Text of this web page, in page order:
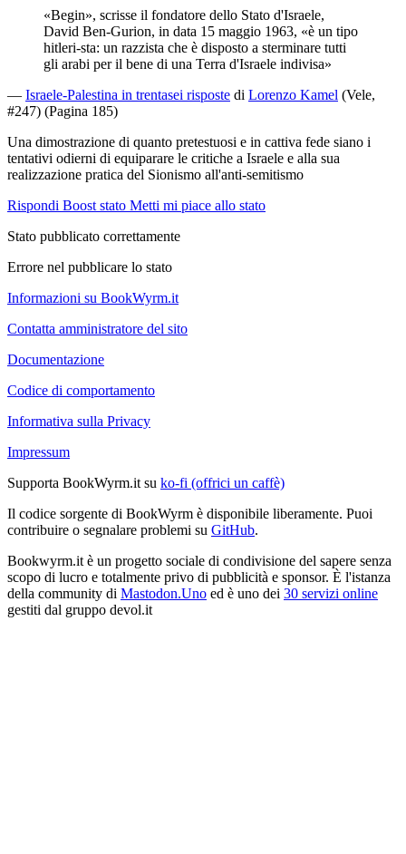
«Begin», scrisse il fondatore dello Stato d'Israele,
David Ben-Gurion, in data 15 maggio 1963, «è un tipo
hitleri-sta: un razzista che è disposto a sterminare tutti
gli arabi per il bene di una Terra d'Israele indivisa»
— Israele-Palestina in trentasei risposte di Lorenzo Kamel (Vele,
#247) (Pagina 185)
Una dimostrazione di quanto pretestuosi e in cattiva fede siano i
tentativi odierni di equiparare le critiche a Israele e alla sua
realizzazione pratica del Sionismo all'anti-semitismo
Rispondi Boost stato Metti mi piace allo stato
Stato pubblicato correttamente
Errore nel pubblicare lo stato
Informazioni su BookWyrm.it
Contatta amministratore del sito
Documentazione
Codice di comportamento
Informativa sulla Privacy
Impressum
Supporta BookWyrm.it su ko-fi (offrici un caffè)
Il codice sorgente di BookWyrm è disponibile liberamente. Puoi
contribuire o segnalare problemi su GitHub.
Bookwyrm.it è un progetto sociale di condivisione del sapere senza
scopo di lucro e totalmente privo di pubblicità e sponsor. È l'istanza
della community di Mastodon.Uno ed è uno dei 30 servizi online
gestiti dal gruppo devol.it